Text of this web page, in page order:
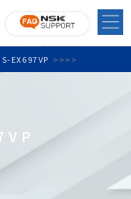
>>>>
EX697VP